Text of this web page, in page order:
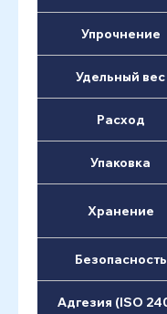
Упрочнение
Удельный вес
Расход
Упаковка
Хранение
Безопасность
Адгезия (ISO